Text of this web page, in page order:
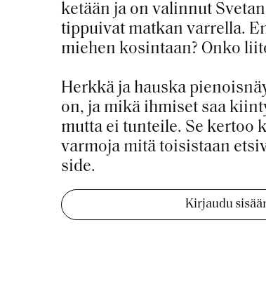
ketään ja on valinnut
tippuivat matkan varrella.
miehen kosintaan? Onko
Herkkä ja hauska
on, ja mikä ihmiset saa
mutta ei tunteile. Se kertoo
varmoja mitä toisistaan
side.
Kirjaudu